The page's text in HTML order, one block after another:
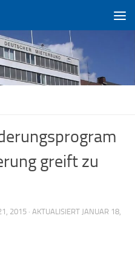
greift zu
2015 · AKTUALISIERT JANUAR 18,